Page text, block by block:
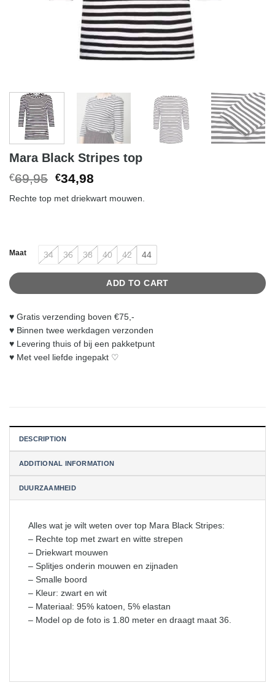
Mara Black Stripes top
€69,95 Original
was:
€34,98
is:
Rechte top met driekwart mouwen.
Maat 34 36 38 40 42 44
ADD TO CART
♥︎ Gratis verzending boven €75,-
♥︎ Binnen twee werkdagen verzonden
♥︎ Levering thuis of bij een pakketpunt
♥︎ Met veel liefde ingepakt ♡
DESCRIPTION
ADDITIONAL INFORMATION
DUURZAAMHEID
Alles wat je wilt weten over top Mara Black Stripes:
– Rechte top met zwart en witte strepen
– Driekwart mouwen
– Splitjes onderin mouwen en zijnaden
– Smalle boord
– Kleur: zwart en wit
– Materiaal: 95% katoen, 5% elastan
– Model op de foto is 1.80 meter en draagt maat 36.